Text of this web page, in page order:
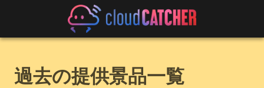
過去の提供景品一覧